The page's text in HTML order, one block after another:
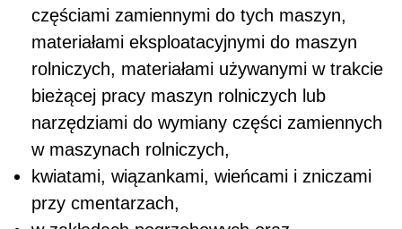
częściami zamiennymi do tych maszyn,
materiałami eksploatacyjnymi do maszyn
rolniczych, materiałami używanymi w trakcie
bieżącej pracy maszyn rolniczych lub
narzędziami do wymiany części zamiennych
w maszynach rolniczych,
kwiatami, wiązankami, wieńcami i zniczami
przy cmentarzach,